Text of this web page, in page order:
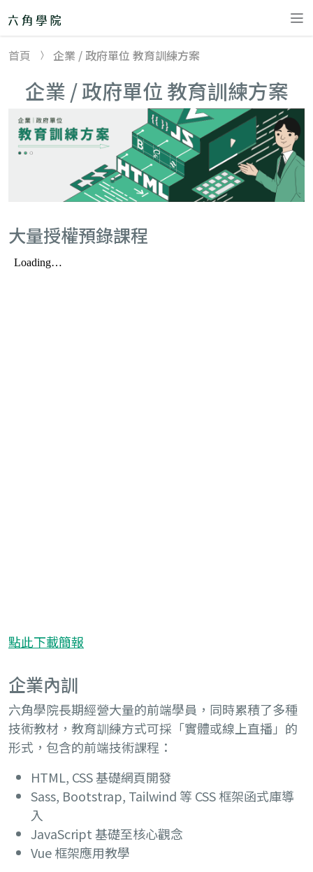
精選課程
直播班 🎙
30 天軟體工程師
後端工程師體驗
Node.js+雲端：
後端就業培訓班&
專題班
AI 開發進化營
前端開發
🔥
HTML、CSS 開
發網站
jQuery 打造互動
性網頁效果
一變應萬變的響
應式網頁設計
Sass 實戰全攻略
網頁設計
add
UI 設計入門
HTML、CSS 開
發網站
jQuery 打造互動
性網頁效果
一變應萬變的響
UI 設計
add
HTML、CSS 開
發網站
UI 設計入門
聯絡
我們
07-
首頁 企業 / 政府單位 教育訓練方案
企業 / 政府單位 教育訓練方案
大量授權預錄課程
點此下載簡報
企業內訓
六角學院長期經營大量的前端學員，同時累積了多種
技術教材，教育訓練方式可採「實體或線上直播」的
形式，包含的前端技術課程：
HTML, CSS 基礎網頁開發
Sass, Bootstrap, Tailwind 等 CSS 框架函式庫導
入
JavaScript 基礎至核心觀念
Vue 框架應用教學